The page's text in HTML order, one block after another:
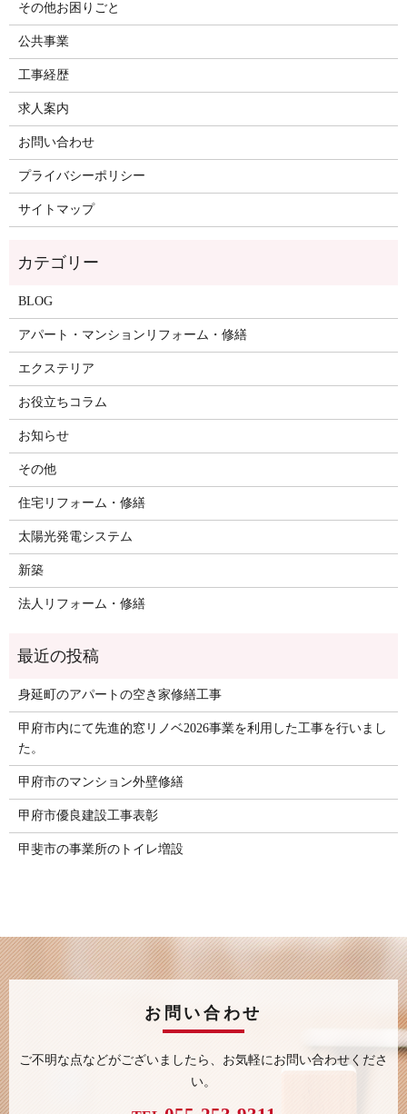
その他お困りごと
公共事業
工事経歴
求人案内
お問い合わせ
プライバシーポリシー
サイトマップ
BLOG
アパート・マンションリフォーム・修繕
エクステリア
お役立ちコラム
お知らせ
その他
住宅リフォーム・修繕
太陽光発電システム
新築
法人リフォーム・修繕
身延町のアパートの空き家修繕工事
甲府市内にて先進的窓リノベ2026事業を利用した工事を行いまし
た。
甲府市のマンション外壁修繕
甲府市優良建設工事表彰
甲斐市の事業所のトイレ増設
お問い合わせ
ご不明な点などがございましたら、 お気軽にお問い合わせくださ
い。